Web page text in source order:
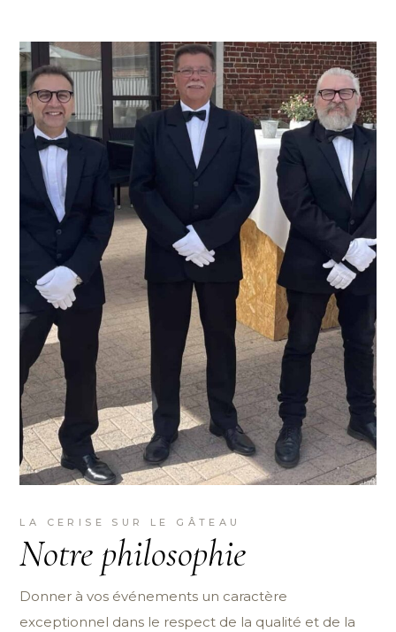
LA CERISE SUR LE GÂTEAU
Notre philosophie
Donner à vos événements un caractère
exceptionnel dans le respect de la qualité et de la